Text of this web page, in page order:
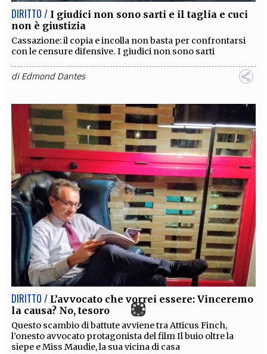
DIRITTO / I giudici non sono sarti e il taglia e cuci
non è giustizia
Cassazione: il copia e incolla non basta per confrontarsi
con le censure difensive. I giudici non sono sarti
diEdmond Dantes
DIRITTO / L’avvocato che vorrei essere: Vinceremo
la causa? No, tesoro
Questo scambio di battute avviene tra Atticus Finch,
l’onesto avvocato protagonista del film Il buio oltre la
siepe e Miss Maudie, la sua vicina di casa